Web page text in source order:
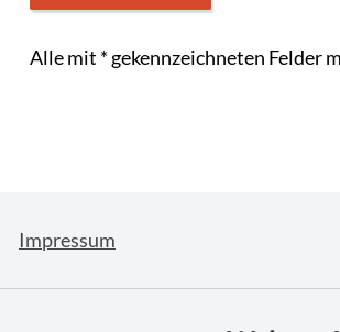
Alle mit *gekennzeichneten Felder
Impressum